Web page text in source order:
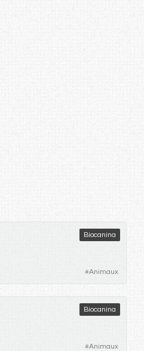
Biocanina
#Animaux
Biocanina
#Animaux